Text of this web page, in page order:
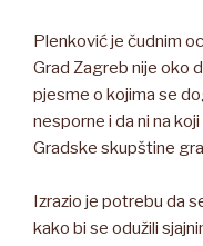
Plenković je čudnim
Grad Zagreb nije oko
pjesme o kojima se
nesporne i da ni na
Gradske skupštine
Izrazio je potrebu da
kako bi se odužili